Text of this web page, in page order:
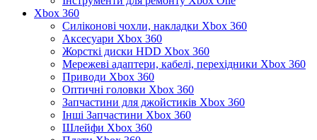
Xbox 360
Силіконові чохли, накладки Xbox 360
Аксесуари Xbox 360
Жорсткі диски HDD Xbox 360
Мережеві адаптери, кабелі, перехідники Xbox 360
Приводи Xbox 360
Оптичні головки Xbox 360
Запчастини для джойстиків Xbox 360
Інші Запчастини Xbox 360
Шлейфи Xbox 360